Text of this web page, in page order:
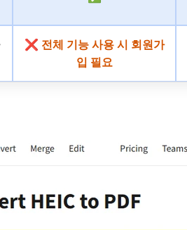
❌ 전체 기능 사용 시 회원가
입 필요